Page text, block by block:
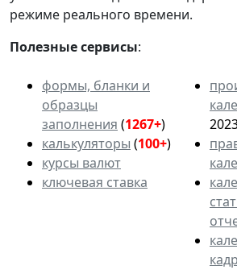
режиме реального времени.
Полезные сервисы:
формы, бланки и
образцы
заполнения (1267+)
калькуляторы (100+)
курсы валют
ключевая ставка